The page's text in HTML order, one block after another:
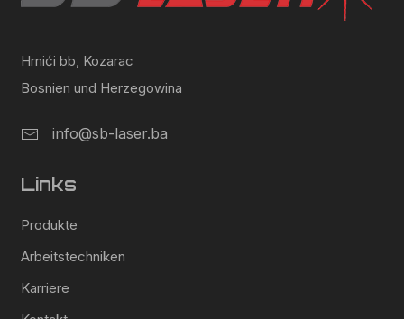
Hrnići bb, Kozarac
Bosnien und Herzegowina
info@sb-laser.ba
Links
Produkte
Arbeitstechniken
Karriere